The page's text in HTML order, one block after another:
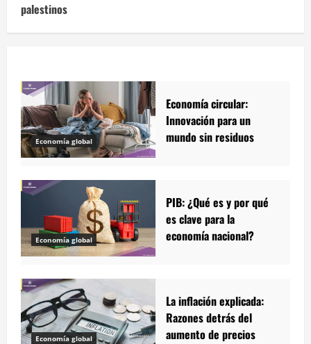
palestinos
Economía global
Economía circular:
Innovación para un
mundo sin residuos
Economía global
PIB: ¿Qué es y por qué
es clave para la
economía nacional?
Economía global
La inflación explicada:
Razones detrás del
aumento de precios